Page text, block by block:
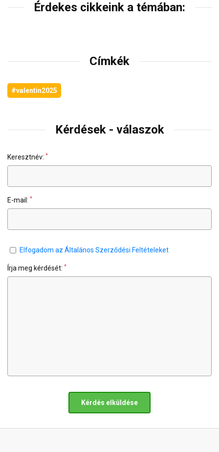
Érdekes cikkeink a témában:
Címkék
#valentin2025
Kérdések - válaszok
Keresztnév: *
E-mail: *
Elfogadom az Általános Szerződési Feltételeket
Írja meg kérdését: *
Kérdés elküldése